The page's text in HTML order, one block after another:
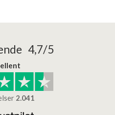
4,7/5
2.041